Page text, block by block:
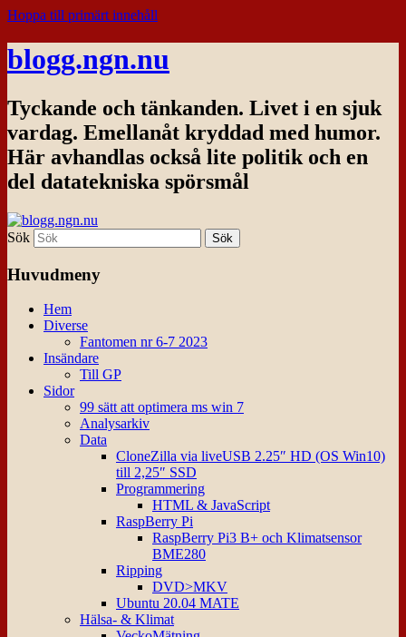
Hoppa till primärt innehåll
blogg.ngn.nu
Tyckande och tänkanden. Livet i en sjuk
vardag. Emellanåt kryddad med humor.
Här avhandlas också lite politik och en
del datatekniska spörsmål
Sök
Huvudmeny
Hem
Diverse
Fantomen nr 6-7 2023
Insändare
Till GP
Sidor
99 sätt att optimera ms win 7
Analysarkiv
Data
CloneZilla via liveUSB 2.25″ HD (OS Win10)
till 2,25″ SSD
Programmering
HTML & JavaScript
RaspBerry Pi
RaspBerry Pi3 B+ och Klimatsensor
BME280
Ripping
DVD>MKV
Ubuntu 20.04 MATE
Hälsa- & Klimat